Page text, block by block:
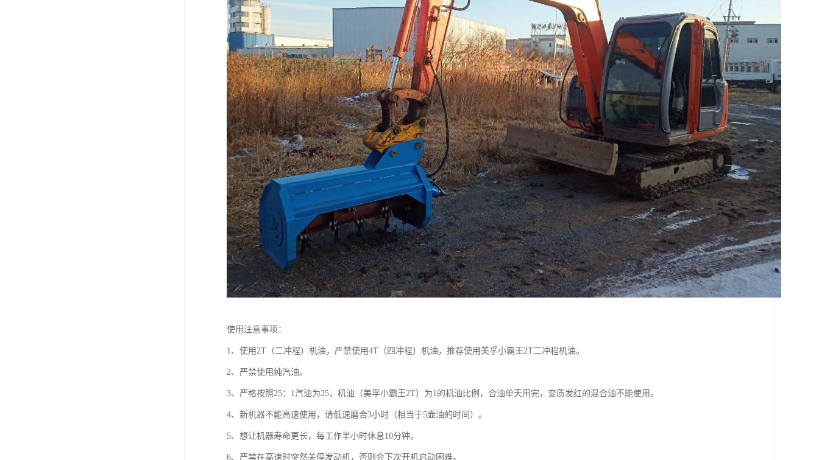
使用注意事项：
1、使用2T（二冲程）机油，严禁使用4T（四冲程）机油，推荐使用美孚小霸王2T二冲程机油。
2、严禁使用纯汽油。
3、严格按照25：1汽油为25，机油（美孚小霸王2T）为1的机油比例，合油单天用完，变质发红的混合油不能使用。
4、新机器不能高速使用，请低速磨合3小时（相当于5壶油的时间）。
5、想让机器寿命更长，每工作半小时休息10分钟。
6、严禁在高速时突然关停发动机，否则会下次开机启动困难。